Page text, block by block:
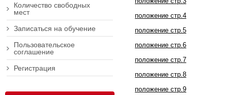
положение стр.4
положение стр.5
положение стр.6
положение стр.7
положение стр.8
положение стр.9
Количество свободных
мест
Записаться на обучение
Пользовательское
соглашение
Регистрация